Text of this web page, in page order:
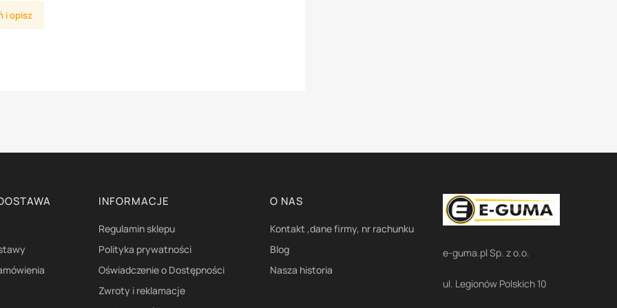
i opisz
INFORMACJE
Regulamin sklepu
Polityka prywatności
Oświadczenie o Dostępności
Zwroty i reklamacje
O NAS
Kontakt ,dane firmy, nr rachunku
Blog
Nasza historia
e-guma.pl Sp. z o.o.
ul. Legionów Polskich 10